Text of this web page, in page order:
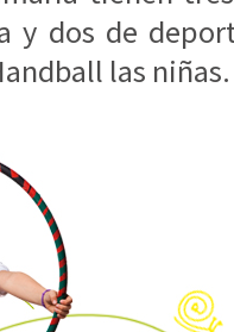
y dos de
las niñas.